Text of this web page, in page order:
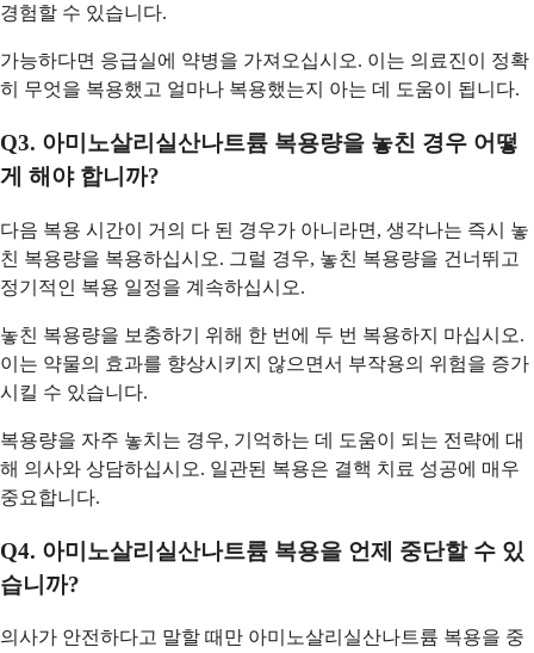
경험할 수 있습니다.
가능하다면 응급실에 약병을 가져오십시오. 이는 의료진이 정확
히 무엇을 복용했고 얼마나 복용했는지 아는 데 도움이 됩니다.
Q3. 아미노살리실산나트륨 복용량을 놓친 경우 어떻
게 해야 합니까?
다음 복용 시간이 거의 다 된 경우가 아니라면, 생각나는 즉시 놓
친 복용량을 복용하십시오. 그럴 경우, 놓친 복용량을 건너뛰고
정기적인 복용 일정을 계속하십시오.
놓친 복용량을 보충하기 위해 한 번에 두 번 복용하지 마십시오.
이는 약물의 효과를 향상시키지 않으면서 부작용의 위험을 증가
시킬 수 있습니다.
복용량을 자주 놓치는 경우, 기억하는 데 도움이 되는 전략에 대
해 의사와 상담하십시오. 일관된 복용은 결핵 치료 성공에 매우
중요합니다.
Q4. 아미노살리실산나트륨 복용을 언제 중단할 수 있
습니까?
의사가 안전하다고 말할 때만 아미노살리실산나트륨 복용을 중